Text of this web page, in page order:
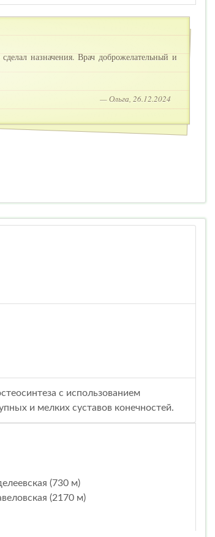
назначения. Врач доброжелательный и
— Ольга, 26.12.2024
с использованием
и мелких суставов конечностей.
(730 м)
(2170 м)